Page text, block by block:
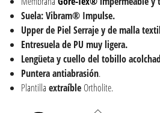
Suela: Vibram® Impulse.
Upper de Piel Serraje yde malla
Entresuela de PU muy ligera.
Lengüeta y cuello del tobillo
Punteraantiabrasión.
Plantilla extraíbleOrtholite.